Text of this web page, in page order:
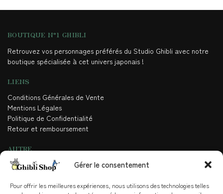
Gérer le consentement
Pour offrir les meilleures expériences, nous utilisons des technologies telles
BOUTIQUE N°1 GHIBLI
Retrouvez vos personnages préférés du Studio Ghibli avec notre
boutique spécialisée à cet univers japonais !
LIENS
Conditions Générales de Vente
Mentions Légales
Politique de Confidentialité
Retour et remboursement
AUTRE
Contact
Qui sommes-nous